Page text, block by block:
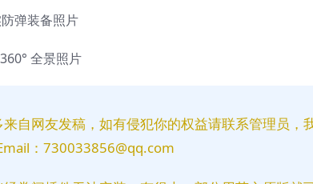
弹装备照片
全景照片
自网友发稿，如有侵犯你的权益请联系管理员
：730033856@qq.com